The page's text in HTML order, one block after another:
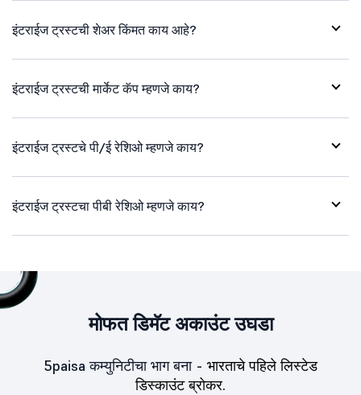
इंटराईज ट्रस्टची शेअर किंमत काय आहे?
इंटराईज ट्रस्टची मार्केट कॅप म्हणजे काय?
इंटराईज ट्रस्टचे पी/ई रेशिओ म्हणजे काय?
इंटराईज ट्रस्टचा पीबी रेशिओ म्हणजे काय?
मोफत डिमॅट अकाउंट उघडा
5paisa कम्युनिटीचा भाग बना - भारताचे पहिले लिस्टेड
डिस्काउंट ब्रोकर.